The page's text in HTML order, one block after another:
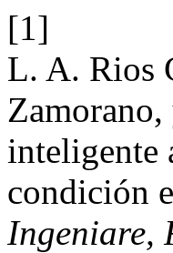
[1]
L. A. Rios
inteligente
condición
Ingeniare,